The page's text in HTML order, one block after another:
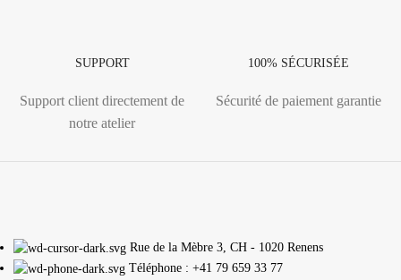
SUPPORT
Support client directement de
notre atelier
100% SÉCURISÉE
Sécurité de paiement garantie
Rue de la Mèbre 3, CH - 1020 Renens
Téléphone : +41 79 659 33 77